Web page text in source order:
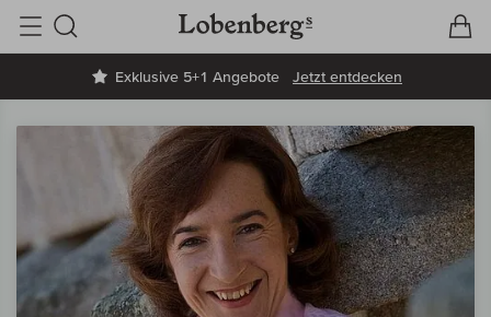
Exklusive 5+1 Angebote Jetzt entdecken
Suche